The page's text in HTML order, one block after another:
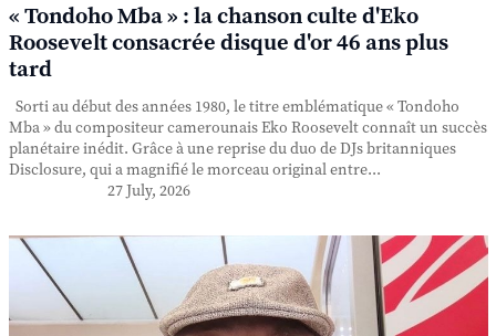
« Tondoho Mba » : la chanson culte d'Eko
Roosevelt consacrée disque d'or 46 ans plus
tard
Sorti au début des années 1980, le titre emblématique « Tondoho
Mba » du compositeur camerounais Eko Roosevelt connaît un succès
planétaire inédit. Grâce à une reprise du duo de DJs britanniques
Disclosure, qui a magnifié le morceau original entre...
27 July, 2026